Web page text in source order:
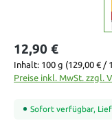
12,90 €
Inhalt: 100 g (129,00 € /
Preise inkl. MwSt. zzgl.
Sofort verfügbar,